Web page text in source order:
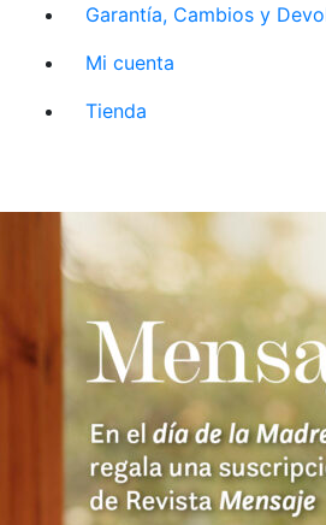
Garantía, Cambios y
Mi cuenta
Tienda